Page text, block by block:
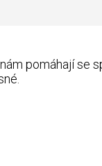
pomáhají